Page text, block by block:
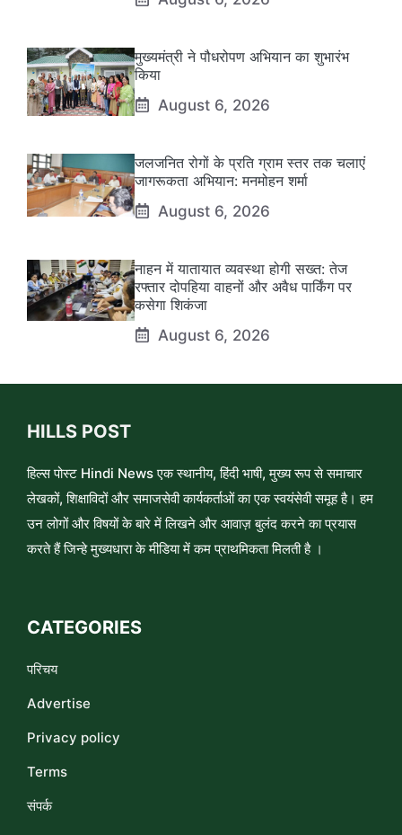
मुख्यमंत्री ने पौधरोपण अभियान का शुभारंभ
किया
August 6, 2026
जलजनित रोगों के प्रति ग्राम स्तर तक चलाएं
जागरूकता अभियान: मनमोहन शर्मा
August 6, 2026
नाहन में यातायात व्यवस्था होगी सख्त: तेज
रफ्तार दोपहिया वाहनों और अवैध पार्किंग पर
कसेगा शिकंजा
August 6, 2026
HILLS POST
हिल्स पोस्ट Hindi News एक स्थानीय, हिंदी भाषी, मुख्य रूप से समाचार
लेखकों, शिक्षाविदों और समाजसेवी कार्यकर्ताओं का एक स्वयंसेवी समूह है। हम
उन लोगों और विषयों के बारे में लिखने और आवाज़ बुलंद करने का प्रयास
करते हैं जिन्हे मुख्यधारा के मीडिया में कम प्राथमिकता मिलती है ।
CATEGORIES
परिचय
Advertise
Privacy policy
Terms
संपर्क